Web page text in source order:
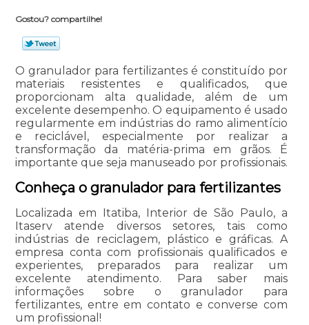
Gostou? compartilhe!
O granulador para fertilizantes é constituído por
materiais resistentes e qualificados, que
proporcionam alta qualidade, além de um
excelente desempenho. O equipamento é usado
regularmente em indústrias do ramo alimentício
e reciclável, especialmente por realizar a
transformação da matéria-prima em grãos. É
importante que seja manuseado por profissionais.
Conheça o granulador para fertilizantes
Localizada em Itatiba, Interior de São Paulo, a
Itaserv atende diversos setores, tais como
indústrias de reciclagem, plástico e gráficas. A
empresa conta com profissionais qualificados e
experientes, preparados para realizar um
excelente atendimento. Para saber mais
informações sobre o granulador para
fertilizantes, entre em contato e converse com
um profissional!